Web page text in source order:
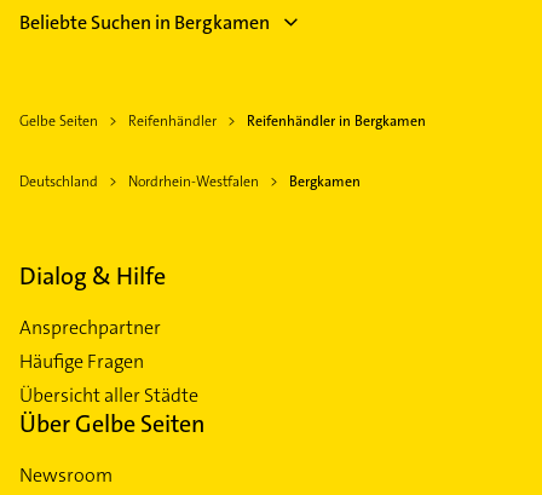
Beliebte Suchen in Bergkamen
Gelbe Seiten Reifenhändler Reifenhändler in Bergkamen
Deutschland Nordrhein-Westfalen Bergkamen
Dialog & Hilfe
Ansprechpartner
Häufige Fragen
Übersicht aller Städte
Über Gelbe Seiten
Newsroom